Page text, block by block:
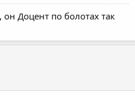
он Доцент по болотах так